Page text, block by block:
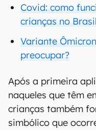
Covid: como
crianças no
Variante
preocupar?
Após a primeira
naqueles que têm
crianças também
simbólico que